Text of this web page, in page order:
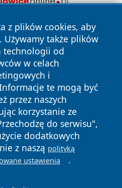
z plików cookies, aby
Używamy także plików
technologii od
w celach
i
te mogą być
przez naszych
korzystanie ze
do serwisu",
dodatkowych
z naszą polityką
ustawienia .
Wszystkie prawa zastrzeżone.
Polityka
Cookies